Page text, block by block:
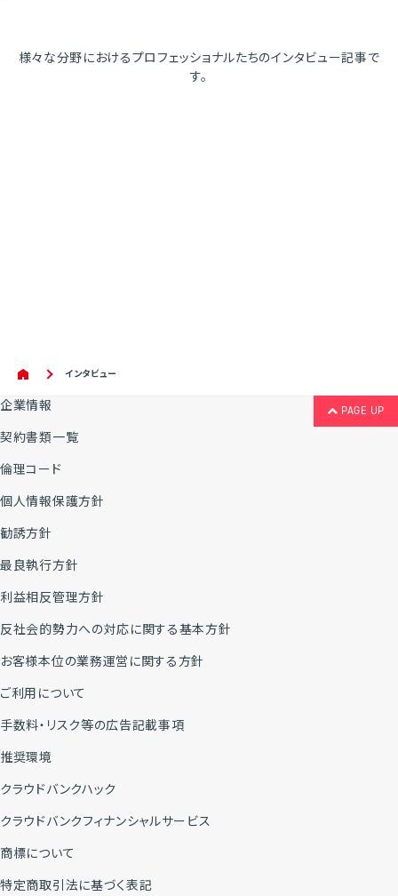
様々な分野におけるプロフェッショナルたちのインタビュー記事で
す。
インタビュー
PAGE UP
企業情報
契約書類一覧
倫理コード
個人情報保護方針
勧誘方針
最良執行方針
利益相反管理方針
反社会的勢力への対応に関する基本方針
お客様本位の業務運営に関する方針
ご利用について
手数料・リスク等の広告記載事項
推奨環境
クラウドバンクハック
クラウドバンクフィナンシャルサービス
商標について
特定商取引法に基づく表記